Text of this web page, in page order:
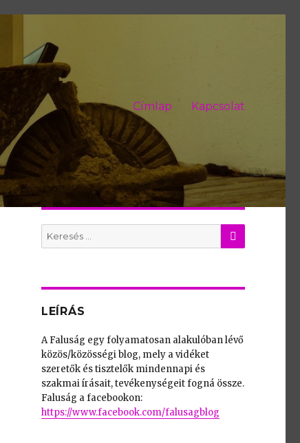
Címlap Kapcsolat
Search
for:
KERES
LEÍRÁS
A Faluság egy folyamatosan alakulóban lévő
közös/közösségi blog, mely a vidéket
szeretők és tisztelők mindennapi és
szakmai írásait, tevékenységeit fogná össze.
Faluság a facebookon:
https://www.facebook.com/falusagblog